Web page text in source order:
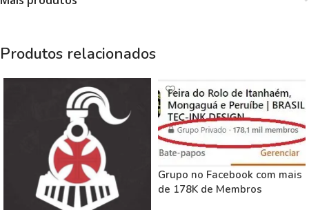
Produtos relacionados
Grupo no Facebook com mais
de 178K de Membros